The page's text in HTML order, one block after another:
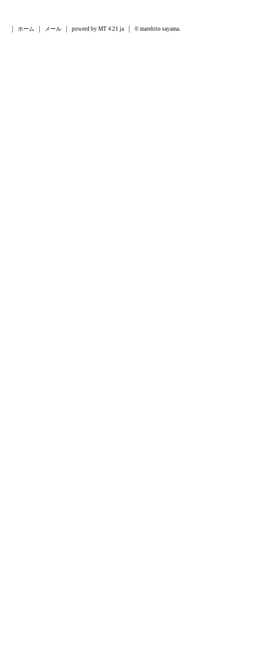
ホーム メール powerd by MT 4.21 ja © marehito sayama.